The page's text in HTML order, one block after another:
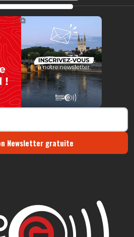
https://radio-g.fr?17205
⧉
Newsletter gratuite